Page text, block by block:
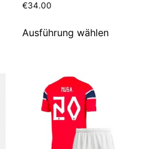
€34.00
Ausführung wählen